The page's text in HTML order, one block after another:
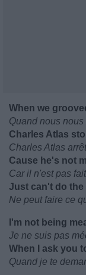
When we
Quand nous
Charles Atlas
Charles Atlas
Cause he's not
Car il n'est pas
Just can't do the
Ne peut faire ce
I'm not being
Je ne suis pas
When I ask you
Quand je te